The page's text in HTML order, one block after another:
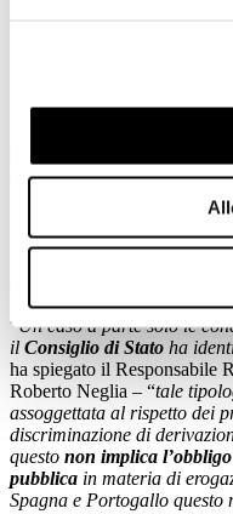
- il riconoscimento della
- previsione di un
garantito da idonea
commerciale;
soggetto economico possa
(per evitare forme di
di procedure concorrenziali,
“Un caso a parte solo le
il Consiglio di Stato ha
ha spiegato il
Roberto Neglia – “tale
assoggettata al rispetto dei
discriminazione di
questo non implica
pubblica in materia di
Spagna e Portogallo